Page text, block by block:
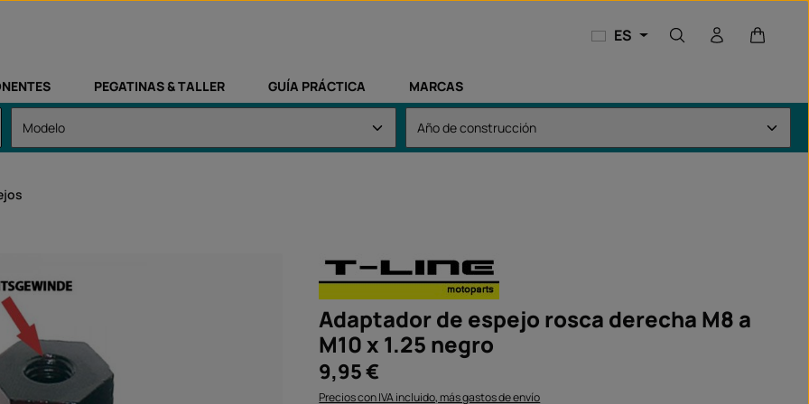
ES El
PEGATINAS & TALLER GUÍA PRÁCTICA MARCAS
Adaptador de espejo rosca derecha M8 a
M10 x 1.25 negro
Precio normal:
9,95 €
Precios con IVA incluido, más gastos de envío